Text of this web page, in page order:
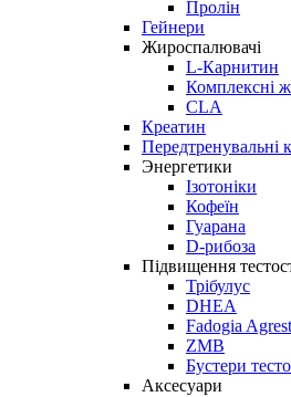
Пролін
Гейнери
Жироспалювачі
L-Карнитин
Комплексні
CLA
Креатин
Передтренувальні
Энергетики
Ізотоніки
Кофеїн
Гуарана
D-рибоза
Підвищення
Трібулус
DHEA
Fadogia
ZMB
Бустери
Аксесуари